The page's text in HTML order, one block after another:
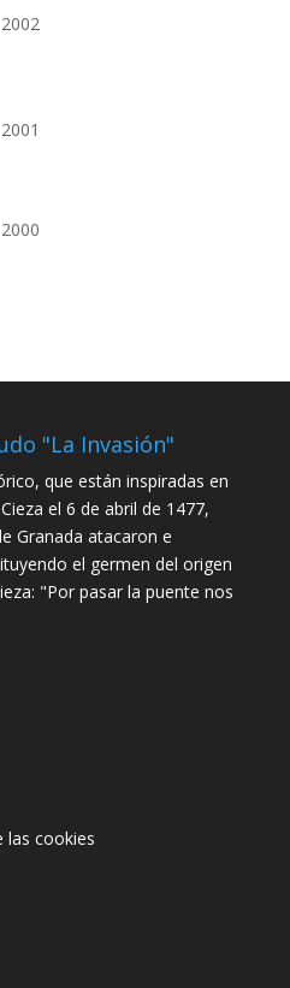
2002
2001
2000
"La Invasión"
que están inspiradas en
el 6 de abril de 1477,
Granada atacaron e
el germen del origen
"Por pasar la puente nos
las cookies